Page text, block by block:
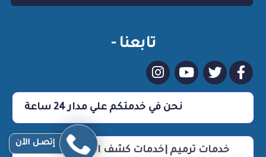
تابعنا -
نحن في خدمتكم علي مدار 24 ساعة
خدمات ترميم |خدمات كشف التسربات |خدمات
إتصـل الآن